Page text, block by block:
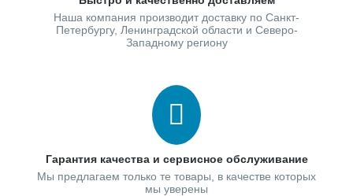
Наша компания производит доставку по Санкт-
Петербургу, Ленинградской области и Северо-
Западному региону
Гарантия качества и сервисное обслуживание
Мы предлагаем только те товары, в качестве которых
мы уверены